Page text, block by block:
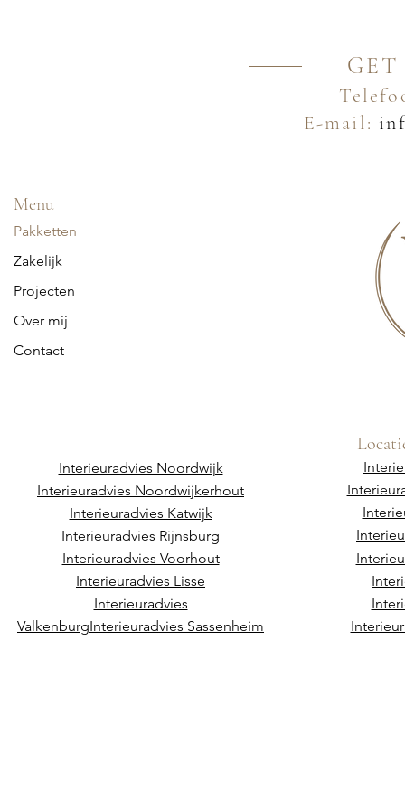
E-mail:
Menu
Pakketten
Zakelijk
Projecten
Over mij
Contact
Interieuradvies Noordwijk
Interieuradvies Noordwijkerhout
Interieuradvies Katwijk
Interieuradvies Rijnsburg
Interieuradvies Voorhout
Interieuradvies Lisse
Interieuradvies
ValkenburgInterieuradvies Sassenheim